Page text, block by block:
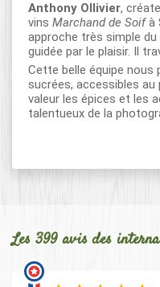
Anthony Ollivier,
vins Marchand de Soifà
approche très simple
guidée par le plaisir. Il
Cette belle équipe
sucrées, accessibles
valeur les épices et les
talentueux de la
Les 399 avis des